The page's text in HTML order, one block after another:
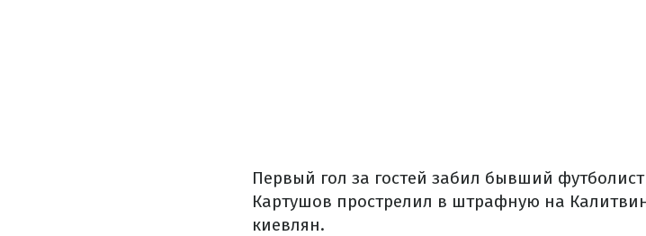
Первый гол за гостей забил бывший
Картушов прострелил в штрафную на
киевлян.